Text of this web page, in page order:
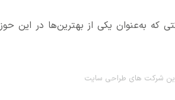
که به‌عنوان یکی از بهترین‌ها در این
شرکت های طراحی سایت